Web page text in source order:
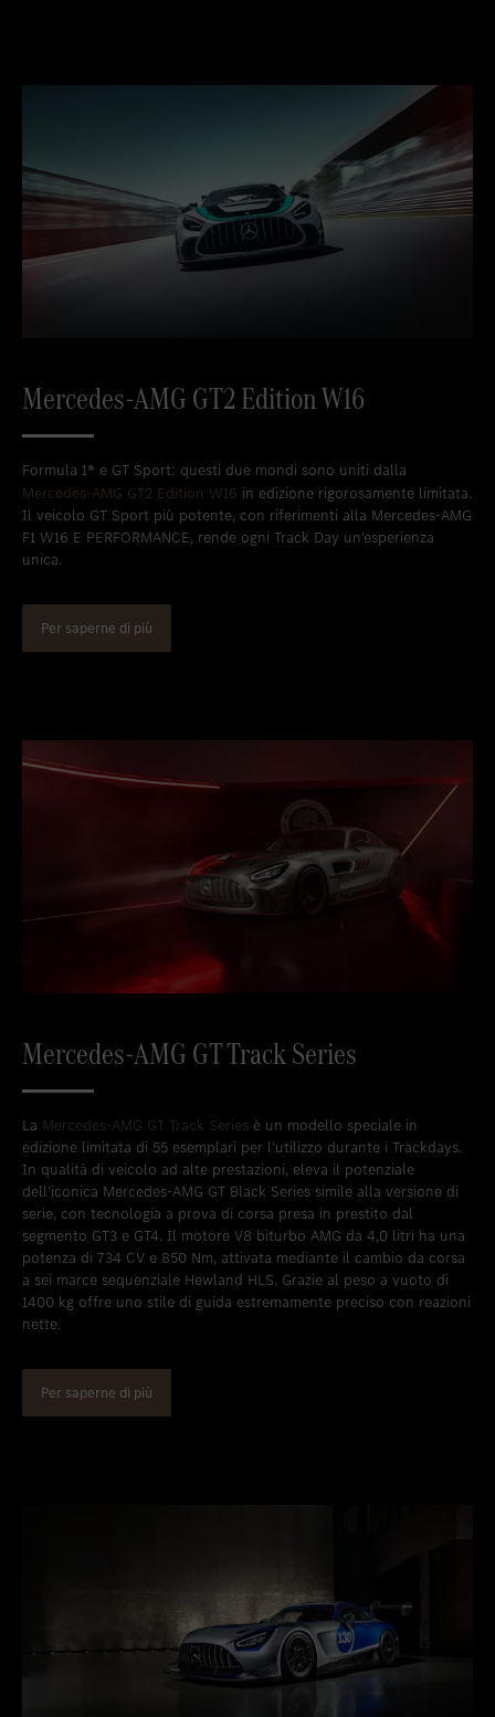
Mercedes-AMG GT2 Edition W16
Formula 1® e GT Sport: questi due mondi sono uniti dalla
Mercedes-AMG GT2 Edition W16 in edizione rigorosamente limitata.
Il veicolo GT Sport più potente, con riferimenti alla Mercedes-AMG
F1 W16 E PERFORMANCE, rende ogni Track Day un’esperienza
unica.
Per saperne di più
Mercedes-AMG GT Track Series
La Mercedes-AMG GT Track Series è un modello speciale in
edizione limitata di 55 esemplari per l’utilizzo durante i Trackdays.
In qualità di veicolo ad alte prestazioni, eleva il potenziale
dell’iconica Mercedes-AMG GT Black Series simile alla versione di
serie, con tecnologia a prova di corsa presa in prestito dal
segmento GT3 e GT4. Il motore V8 biturbo AMG da 4,0 litri ha una
potenza di 734 CV e 850 Nm, attivata mediante il cambio da corsa
a sei marce sequenziale Hewland HLS. Grazie al peso a vuoto di
1400 kg offre uno stile di guida estremamente preciso con reazioni
nette.
Per saperne di più